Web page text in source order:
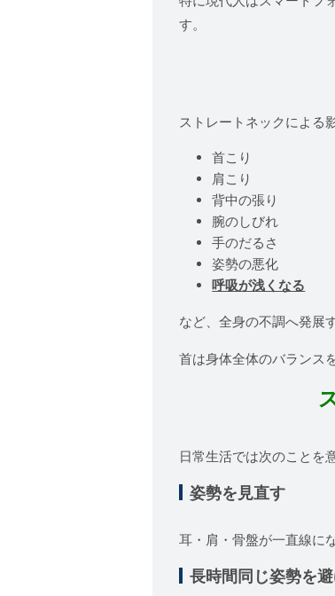
す。
ストレートネックによる
首こり
肩こり
背中の張り
腕のしびれ
手のだるさ
姿勢の悪化
呼吸が浅くなる
など、全身の不調へ発展
首は身体全体のバランス
日常生活では次のことを
姿勢を見直す
耳・肩・骨盤が一直線に
長時間同じ姿勢を